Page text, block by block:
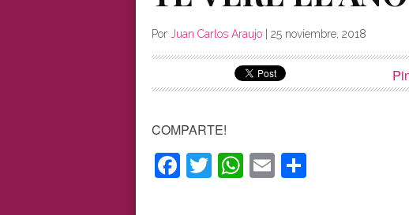
Por Juan Carlos Araujo 25 noviembre, 2018
COMPARTE!
Facebook
Twitter
WhatsApp
Email